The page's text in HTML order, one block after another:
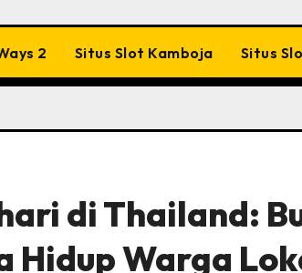
2 Situs Slot Kamboja Situs
di Thailand:
Hidup Warga